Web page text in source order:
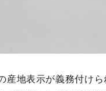
産地表示が義務付け